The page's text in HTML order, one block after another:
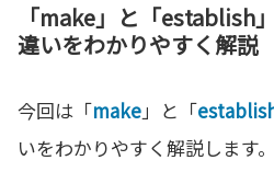
「make」と「establish
違いをわかりやすく解説
今回は「make」と「
いをわかりやすく解説します。